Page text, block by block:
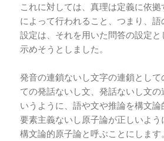
これに対しては、真理は定義に依
によって行われること、つまり、
設定は、それを用いた問答の設定
示めそうとしました。
発音の連鎖ないし文字の連鎖とし
ての発話ないし文、発話ないし文の
いうように、語や文や推論を構文
要素主義ないし原子論が正しいよ
構文論的原子論と呼ぶことにしま